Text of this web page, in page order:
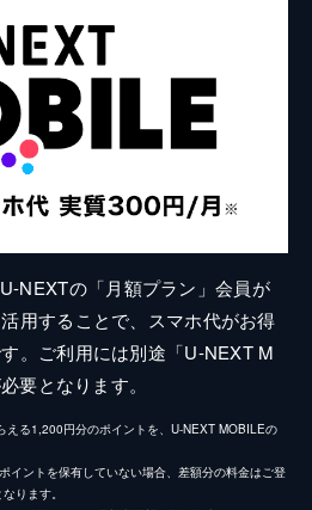
NEXTの「月額プラン」会員が
用することで、スマホ代がお得
。ご利用には別途「U-NEXT M
要となります。
える1,200円分のポイントを、U-NEXT MOBILEの
イントを保有していない場合、差額分の料金はご登
ります。